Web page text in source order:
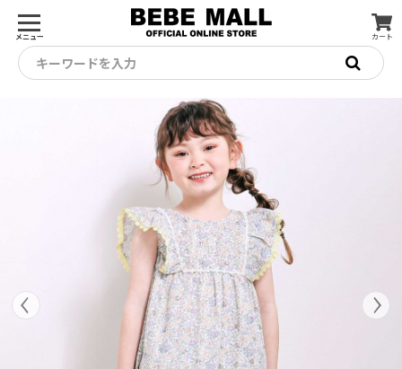
メニュー カート
キーワードを入力